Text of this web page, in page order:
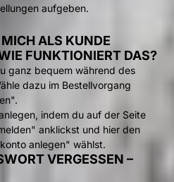
aufgeben.
ALS KUNDE
FUNKTIONIERT DAS?
ganz bequem während des
dazu im Bestellvorgang
indem du auf der Seite
anklickst und hier den
anlegen" wählst.
VERGESSEN –